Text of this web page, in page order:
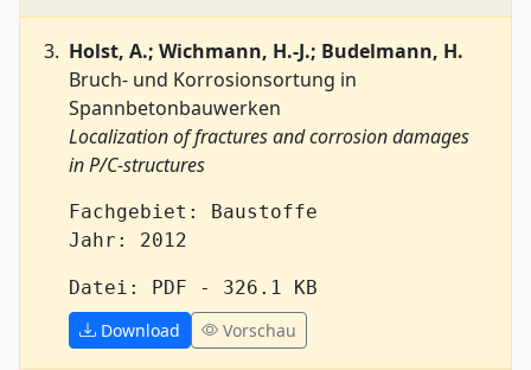
Holst, A.; Wichmann, H.-J.; Budelmann, H.
Bruch- und Korrosionsortung in
Spannbetonbauwerken
Localization of fractures and corrosion damages
in P/C-structures
Fachgebiet: Baustoffe
Jahr: 2012
Datei: PDF - 326.1 KB
Download
Vorschau